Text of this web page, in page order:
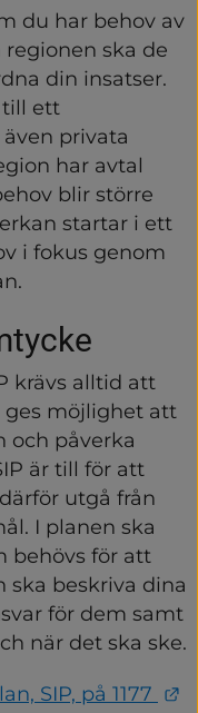
du har behov av
ska de
din insatser.
till ett
privata
har avtal
blir större
startar i ett
i fokus genom
krävs alltid att
ges möjlighet att
och påverka
är till för att
utgå från
I planen ska
behövs för att
ska beskriva dina
för dem samt
när det ska ske.
SIP, på 1177